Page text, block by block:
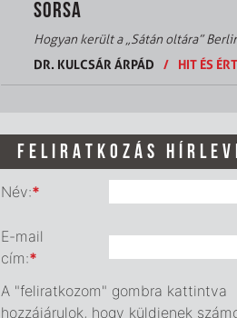
SORSA
Hogyan került a „Sátán oltára”
DR. KULCSÁR ÁRPÁD
/ HIT ÉS
FELIRATKOZÁS
Név:*
E-mail
cím:*
A "feliratkozom" gombra kattintva
hozzájárulok, hogy küldjenek